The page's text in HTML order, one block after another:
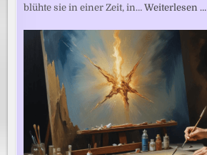
blühte sie in einer Zeit, in…Weiterlesen …